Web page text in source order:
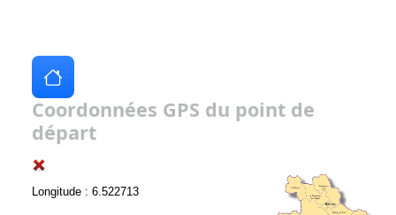
Coordonnées GPS du point de
départ
Longitude : 6.522713